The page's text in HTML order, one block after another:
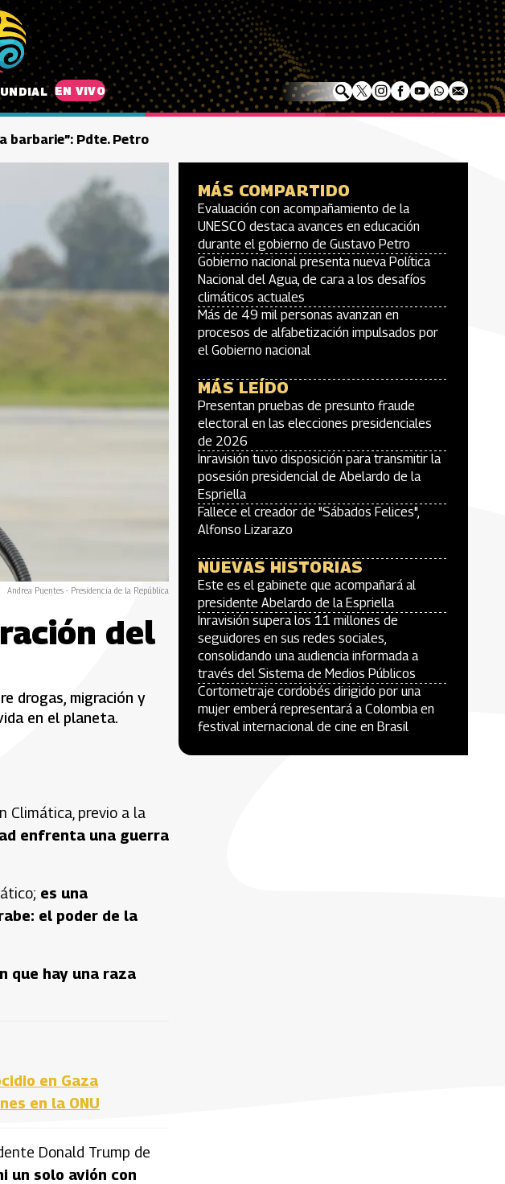
EN VIVO
barbarie”: Pdte. Petro
Andrea Puentes - Presidencia de la República
del
drogas, migración y
en el planeta.
Climática, previo a la
enfrenta una guerra
es una
el poder de la
que hay una raza
en Gaza
en la ONU
Donald Trump de
un solo avión con
MÁS COMPARTIDO
Evaluación con acompañamiento de la
UNESCO destaca avances en educación
durante el gobierno de Gustavo Petro
Gobierno nacional presenta nueva Política
Nacional del Agua, de cara a los desafíos
climáticos actuales
Más de 49 mil personas avanzan en
procesos de alfabetización impulsados por
el Gobierno nacional
MÁS LEÍDO
Presentan pruebas de presunto fraude
electoral en las elecciones presidenciales
de 2026
Inravisión tuvo disposición para transmitir la
posesión presidencial de Abelardo de la
Espriella
Fallece el creador de "Sábados Felices",
Alfonso Lizarazo
NUEVAS HISTORIAS
Este es el gabinete que acompañará al
presidente Abelardo de la Espriella
Inravisión supera los 11 millones de
seguidores en sus redes sociales,
consolidando una audiencia informada a
través del Sistema de Medios Públicos
Cortometraje cordobés dirigido por una
mujer emberá representará a Colombia en
festival internacional de cine en Brasil